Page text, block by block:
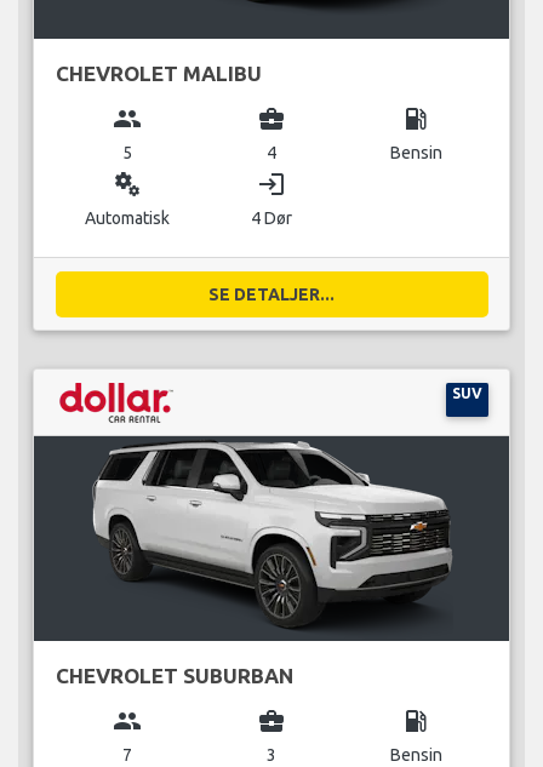
CHEVROLET MALIBU
group
5
business_center
4
local_gas_station
Bensin
miscellaneous_services
Automatisk
login
4 Dør
SE DETALJER...
SUV
CHEVROLET SUBURBAN
group
7
business_center
3
local_gas_station
Bensin